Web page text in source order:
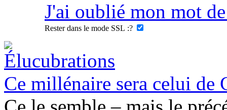
J'ai oublié mon mot de
Rester dans le mode SSL :?
Ce millénaire sera celui de